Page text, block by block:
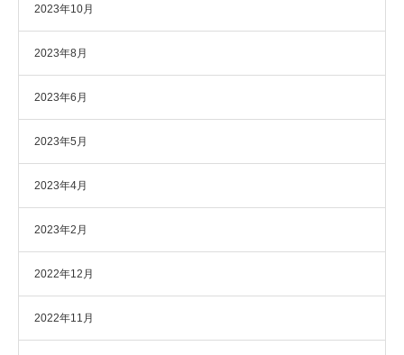
2023年10月
2023年8月
2023年6月
2023年5月
2023年4月
2023年2月
2022年12月
2022年11月